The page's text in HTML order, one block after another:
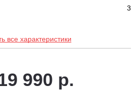
3
все характеристики
990 р.